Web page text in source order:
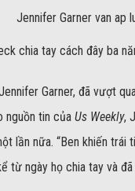
chia tay cách đây ba
Garner, đã vượt
nguồn tin của Us Weekly,
lần nữa. “Ben khiến
từ ngày họ chia tay và